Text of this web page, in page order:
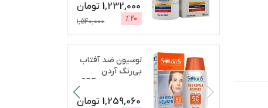
1,232,000 تومان
20
%
1,540,000
لوسیون ضد آفتاب
بی‌رنگ آردن
1,259,060 تومان